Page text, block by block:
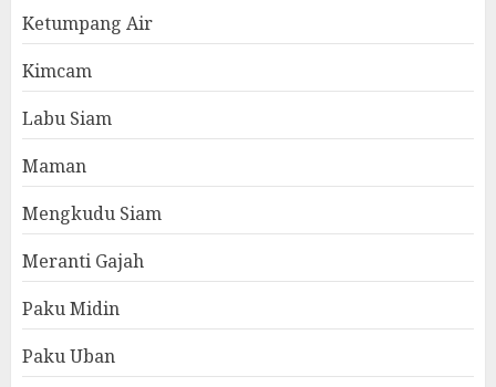
Ketumpang Air
Kimcam
Labu Siam
Maman
Mengkudu Siam
Meranti Gajah
Paku Midin
Paku Uban